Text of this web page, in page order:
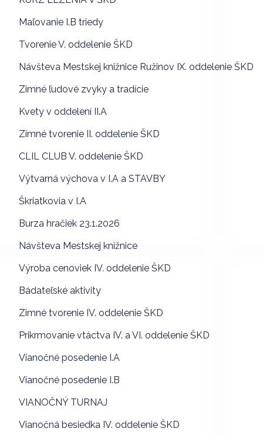
Maľovanie I.B triedy
Tvorenie V. oddelenie ŠKD
Návšteva Mestskej knižnice Ružinov IX. oddelenie ŠKD
Zimné ľudové zvyky a tradície
Kvety v oddelení II.A
Zimné tvorenie II. oddelenie ŠKD
CLIL CLUB V. oddelenie ŠKD
Výtvarná výchova v I.A a STAVBY
Škriatkovia v I.A
Burza hračiek 23.1.2026
Návšteva Mestskej knižnice
Výroba cenoviek IV. oddelenie ŠKD
Bádateľské aktivity
Zimné tvorenie IV. oddelenie ŠKD
Prikrmovanie vtáctva IV. a VI. oddelenie ŠKD
Vianočné posedenie I.A
Vianočné posedenie I.B
VIANOČNÝ TURNAJ
Vianočná besiedka IV. oddelenie ŠKD